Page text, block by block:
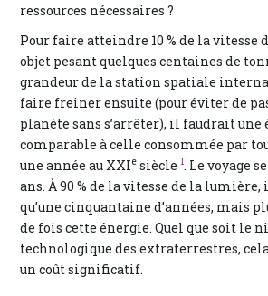
ressources nécessaires ?
Pour faire atteindre 10 % de la vitesse
objet pesant quelques centaines de
grandeur de la station spatiale
faire freiner ensuite (pour éviter de
planète sans s’arrêter), il faudrait une
comparable à celle consommée par
une année au XXIe siècle 1. Le voyage
ans. À 90 % de la vitesse de la
qu’une cinquantaine d’années, mais
de fois cette énergie. Quel que soit le
technologique des extraterrestres,
un coût significatif.